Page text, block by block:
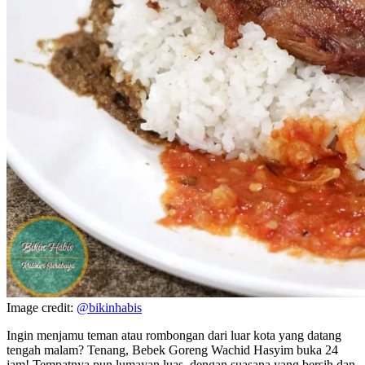
Image credit: @bikinhabis
Ingin menjamu teman atau rombongan dari luar kota yang datang
tengah malam? Tenang, Bebek Goreng Wachid Hasyim buka 24